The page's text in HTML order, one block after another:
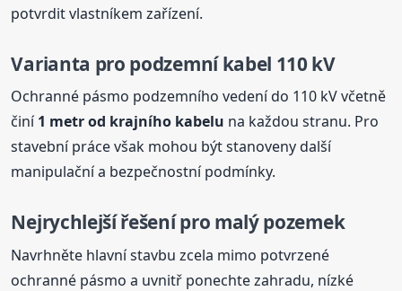
potvrdit vlastníkem zařízení.
Varianta pro podzemní kabel 110 kV
Ochranné pásmo podzemního vedení do 110 kV včetně
činí1 metr od krajního kabelu na každou stranu. Pro
stavební práce však mohou být stanoveny další
manipulační a bezpečnostní podmínky.
Nejrychlejší řešení pro malý pozemek
Navrhněte hlavní stavbu zcela mimo potvrzené
ochranné pásmo a uvnitř ponechte zahradu, nízké